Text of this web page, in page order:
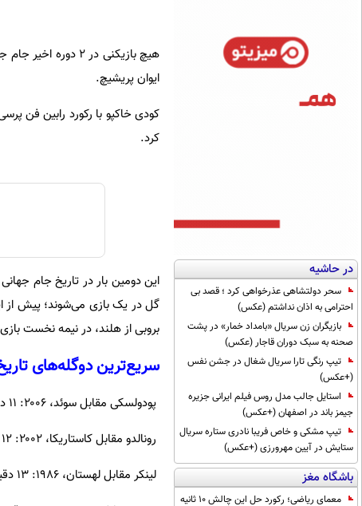
در حاشیه
سحر دولتشاهی عذرخواهی کرد ؛ قصد بی
احترامی به اذان نداشتم (عکس)
بازیگران زن سریال «بامداد خمار» در پشت
صحنه به سبک دوران قاجار (عکس)
تیپ رنگی تارا سریال شغال در جشن نفس
(+عکس)
استایل جالب مدل روس فیلم ایرانی جزیره
جیمز باند در اصفهان (+عکس)
تیپ مشکی و خاص فریبا نادری ستاره سریال
ستایش در آیین مهرورزی (+عکس)
باشگاه مغز
معمای ریاضی؛ رکورد حل این چالش 10 ثانیه
ایوان پریشیچ.
کرد.
بروبی از هلند، در نیمه نخست بازی
سریع‌ترین دوگله‌های
پودولسکی مقابل سوئد، ۲۰۰۶: ۱۱ دقیقه و ۳۵ ثانیه
رونالدو مقابل کاستاریکا، ۲۰۰۲: ۱۲ دقیقه و ۱۶ ثانیه
لینکر مقابل لهستان، ۱۹۸۶: ۱۳ دقیقه و ۴۶ ثانیه